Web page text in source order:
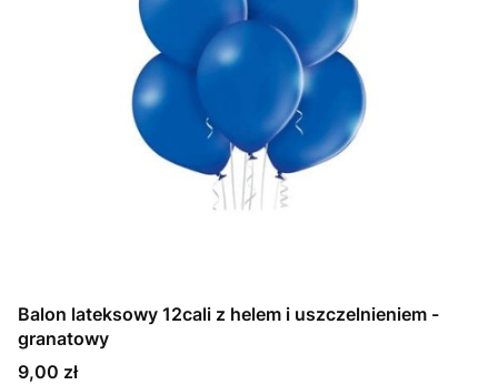
Balon lateksowy 12cali z helem i uszczelnieniem -
granatowy
Cena
9,00 zł